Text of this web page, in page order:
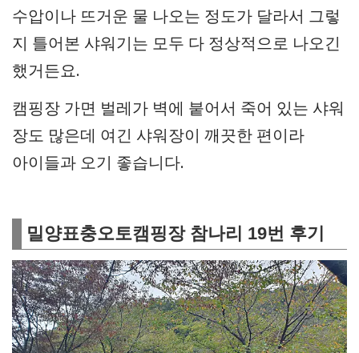
수압이나 뜨거운 물 나오는 정도가 달라서 그렇
지 틀어본 샤워기는 모두 다 정상적으로 나오긴
했거든요.
캠핑장 가면 벌레가 벽에 붙어서 죽어 있는 샤워
장도 많은데 여긴 샤워장이 깨끗한 편이라
아이들과 오기 좋습니다.
밀양표충오토캠핑장 참나리 19번 후기